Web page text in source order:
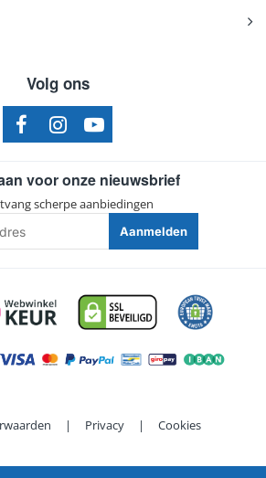
Volg ons
voor onze nieuwsbrief
scherpe aanbiedingen
Aanmelden
| Privacy | Cookies